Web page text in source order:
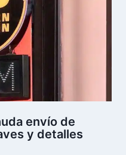
envío de
y detalles